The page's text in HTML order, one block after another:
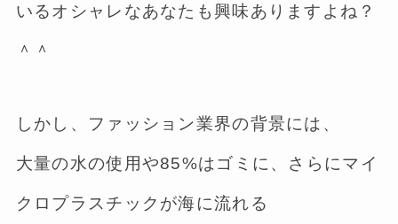
いるオシャレなあなたも興味ありますよね？
＾＾
しかし、ファッション業界の背景には、
大量の水の使用や85%はゴミに、さらにマイ
クロプラスチックが海に流れる